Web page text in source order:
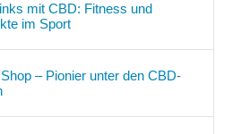
mit CBD: Fitness und
im Sport
– Pionier unter den CBD-